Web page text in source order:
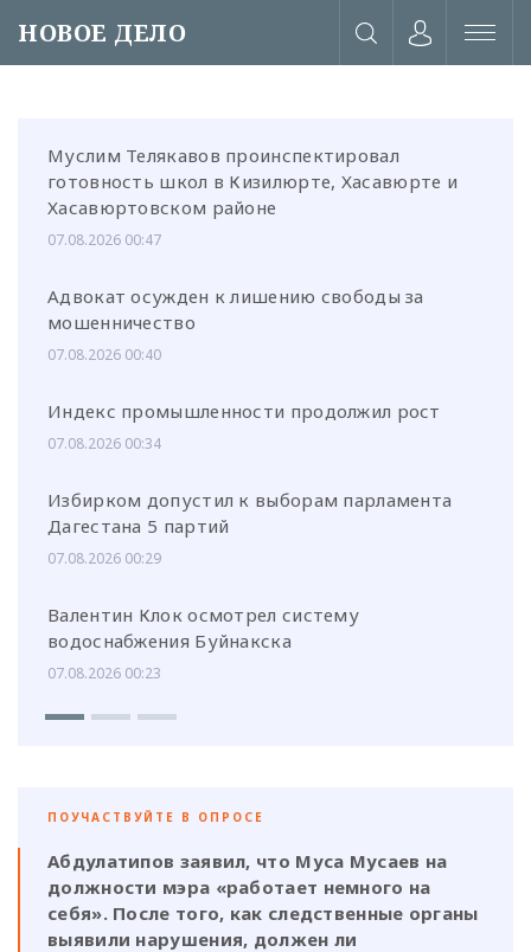
НОВОЕ ДЕЛО
Муслим Телякавов проинспектировал
готовность школ в Кизилюрте, Хасавюрте и
Хасавюртовском районе
07.08.2026 00:47
Адвокат осужден к лишению свободы за
мошенничество
07.08.2026 00:40
Индекс промышленности продолжил рост
07.08.2026 00:34
Избирком допустил к выборам парламента
Дагестана 5 партий
07.08.2026 00:29
Валентин Клок осмотрел систему
водоснабжения Буйнакска
07.08.2026 00:23
ПОУЧАСТВУЙТЕ В ОПРОСЕ
Абдулатипов заявил, что Муса Мусаев на
должности мэра «работает немного на
себя». После того, как следственные органы
выявили нарушения, должен ли